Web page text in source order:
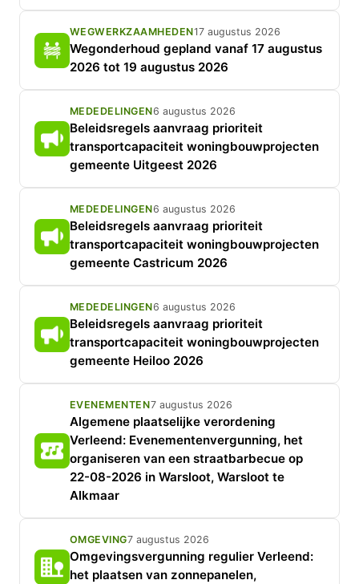
WEGWERKZAAMHEDEN17 augustus 2026
Wegonderhoud gepland vanaf 17 augustus
2026 tot 19 augustus 2026
MEDEDELINGEN6 augustus 2026
Beleidsregels aanvraag prioriteit
transportcapaciteit woningbouwprojecten
gemeente Uitgeest 2026
MEDEDELINGEN6 augustus 2026
Beleidsregels aanvraag prioriteit
transportcapaciteit woningbouwprojecten
gemeente Castricum 2026
MEDEDELINGEN6 augustus 2026
Beleidsregels aanvraag prioriteit
transportcapaciteit woningbouwprojecten
gemeente Heiloo 2026
EVENEMENTEN7 augustus 2026
Algemene plaatselijke verordening
Verleend: Evenementenvergunning, het
organiseren van een straatbarbecue op
22-08-2026 in Warsloot, Warsloot te
Alkmaar
OMGEVING7 augustus 2026
Omgevingsvergunning regulier Verleend:
het plaatsen van zonnepanelen,